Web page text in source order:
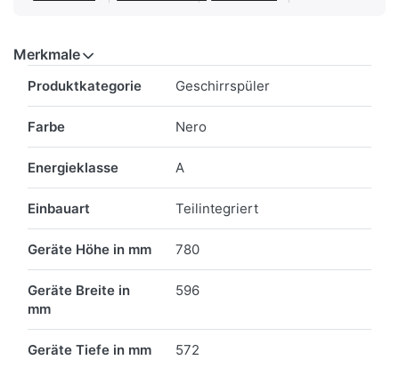
Merkmale
Produktkategorie Geschirrspüler
Farbe Nero
Energieklasse A
Einbauart Teilintegriert
Geräte Höhe in mm 780
Geräte Breite in
mm
596
Geräte Tiefe in mm 572